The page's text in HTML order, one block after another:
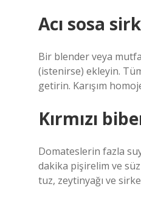
Acı sosa
Bir blender veya
(istenirse) ekleyin.
getirin. Karışım
Kırmızı
Domateslerin fazla
dakika pişirelim ve
tuz, zeytinyağı ve